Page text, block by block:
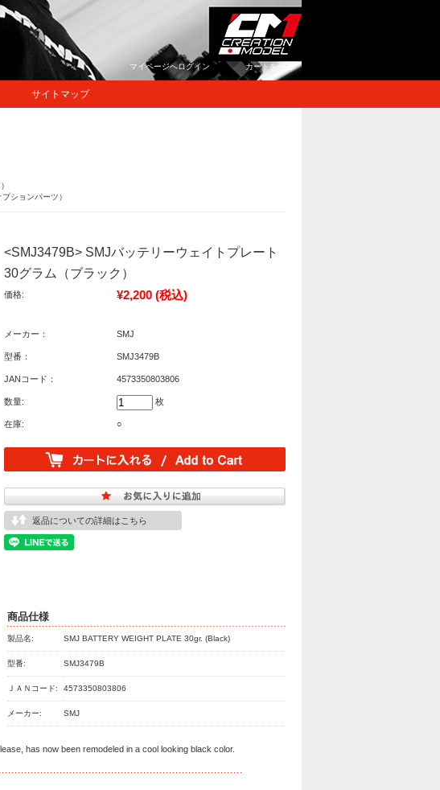
マイページへログイン カートをみる
サイトマップ
ションパーツ）
<SMJ3479B> SMJバッテリーウェイトプレート
30グラム（ブラック）
価格: ¥2,200 (税込)
メーカー： SMJ
型番： SMJ3479B
JANコード： 4573350803806
数量: 枚
在庫: ○
返品についての詳細はこちら
商品仕様
製品名: SMJ BATTERY WEIGHT PLATE 30gr. (Black)
型番: SMJ3479B
ＪＡＮコード: 4573350803806
メーカー: SMJ
has now been remodeled in a cool looking black color.